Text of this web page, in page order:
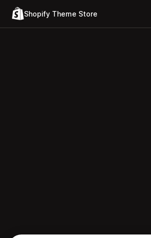
Shopify Theme Store